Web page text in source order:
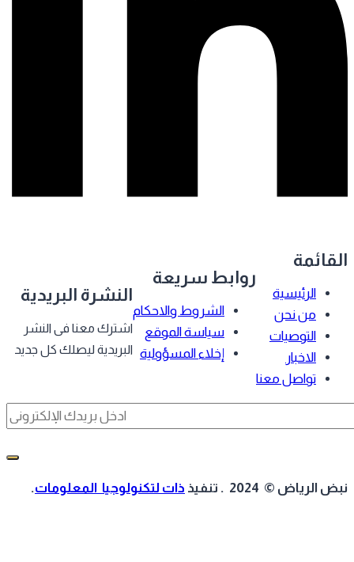
الرئيسية
من نحن
التوصيات
الاخبار
تواصل معنا
روابط سريعة
الشروط والاحكام
سياسة الموقع
إخلاء المسؤولية
النشرة البريدية
اشترك معنا فى النشر
البريدية ليصلك كل جديد
الرياض © 2024 . تنفيذ ذات لتكنولوجيا المعلومات.